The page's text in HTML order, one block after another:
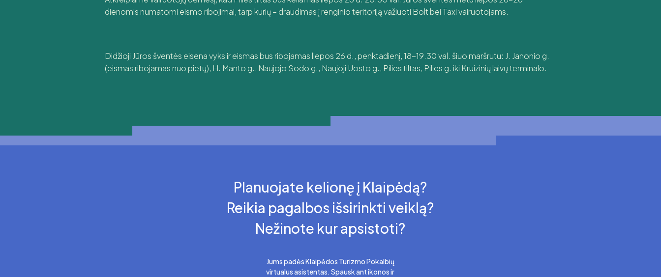
dienomis numatomi eismo ribojimai, tarp kurių – draudimas į renginio teritoriją važiuoti Bolt bei Taxi vairuotojams.
Didžioji Jūros šventės eisena vyks ir eismas bus ribojamas liepos 26 d., penktadienį, 18-19.30 val. šiuo maršrutu: J. Janonio g.
(eismas ribojamas nuo pietų), H. Manto g., Naujojo Sodo g., Naujoji Uosto g., Pilies tiltas, Pilies g. iki Kruizinių laivų terminalo.
Planuojate kelionę į Klaipėdą?
Reikia pagalbos išsirinkti veiklą?
Nežinote kur apsistoti?
Jums padės Klaipėdos Turizmo Pokalbių
virtualus asistentas. Spausk ant ikonos ir